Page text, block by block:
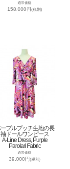
通常価格
158,000円(税別)
プルプッチ生地の長
袖ドールワンピース
A-Line Dress, Purple
Parolari Fabric
通常価格
39,000円(税別)